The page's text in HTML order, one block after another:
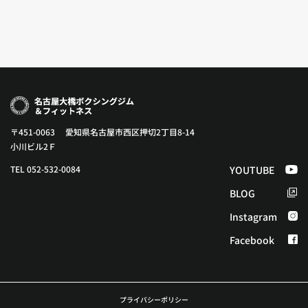
〒451-0063 愛知県名古屋市西区押切2丁目8-14
小川ビル2Ｆ
TEL 052-532-0084
YOUTUBE
BLOG
Instagram
Facebook
プライバシーポリシー